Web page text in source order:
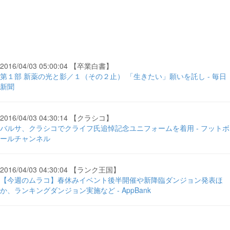
2016/04/03 05:00:04 【卒業白書】
第１部 新薬の光と影／１（その２止） 「生きたい」願いを託し - 毎日
新聞
2016/04/03 04:30:14 【クラシコ】
バルサ、クラシコでクライフ氏追悼記念ユニフォームを着用 - フットボ
ールチャンネル
2016/04/03 04:30:04 【ランク王国】
【今週のムラコ】春休みイベント後半開催や新降臨ダンジョン発表ほ
か、ランキングダンジョン実施など - AppBank